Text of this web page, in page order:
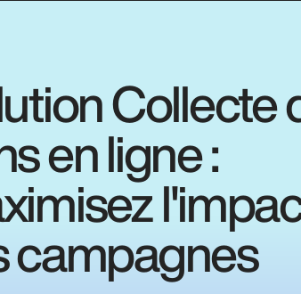
Collecte
en ligne :
campagnes